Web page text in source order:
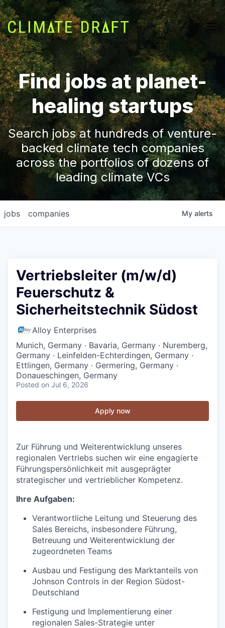
Find jobs at planet-
healing startups
Search jobs at hundreds of venture-
backed climate tech companies
across the portfolios of dozens of
leading climate VCs
jobs companies My alerts
Vertriebsleiter (m/w/d)
Feuerschutz &
Sicherheitstechnik Südost
Alloy Enterprises
Munich, Germany · Bavaria, Germany · Nuremberg,
Germany · Leinfelden-Echterdingen, Germany ·
Ettlingen, Germany · Germering, Germany ·
Donaueschingen, Germany
Posted on Jul 6, 2026
Apply now
Zur Führung und Weiterentwicklung unseres
regionalen Vertriebs suchen wir eine engagierte
Führungspersönlichkeit mit ausgeprägter
strategischer und vertrieblicher Kompetenz.
Ihre Aufgaben:
Verantwortliche Leitung und Steuerung des
Sales Bereichs, insbesondere Führung,
Betreuung und Weiterentwicklung der
zugeordneten Teams
Ausbau und Festigung des Marktanteils von
Johnson Controls in der Region Südost-
Deutschland
Festigung und Implementierung einer
regionalen Sales-Strategie unter